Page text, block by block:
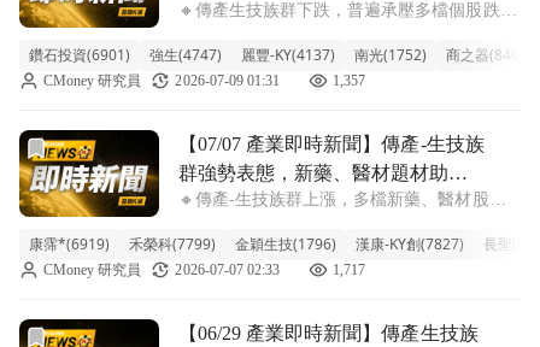
🔸傳產生技族群下跌，普遍承壓多檔個股跌勢
指數下挫2.17%，整體氛圍偏空。盤面上，包
括漢達、共信-KY、金穎生技、泰宗及藥華藥
鑽石投資(6901) 強生(4747) 麗豐-KY(4137) 南光(1752) 商之器(8409)
CMoney 研究員 2026-07-09 01:31 1,357
前往【07/07 產業即時新聞】傳產-生技族群強勢表態，新藥
【07/07 產業即時新聞】傳產-生技族
群強勢表態，新藥、醫材題材助攻
類股衝高
🔸傳產-生技族群上漲，多檔新藥、醫材股強
2.54%，盤面湧現多檔強勢股。其中，康霈、
禾榮科、金穎生技、漢康-KY創、長聖等個股
康霈*(6919) 禾榮科(7799) 金穎生技(1796) 漢康-KY創(7827) 長聖
CMoney 研究員 2026-07-07 02:33 1,717
前往【06/29 產業即時新聞】傳產生技族群資金湧入，多檔
【06/29 產業即時新聞】傳產生技族